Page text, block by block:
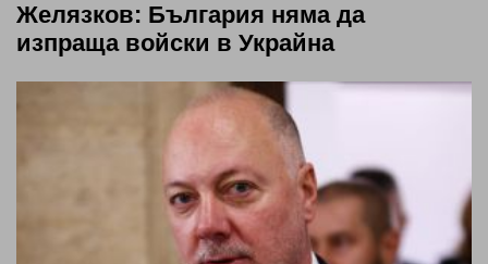
Желязков: България няма да
изпраща войски в Украйна